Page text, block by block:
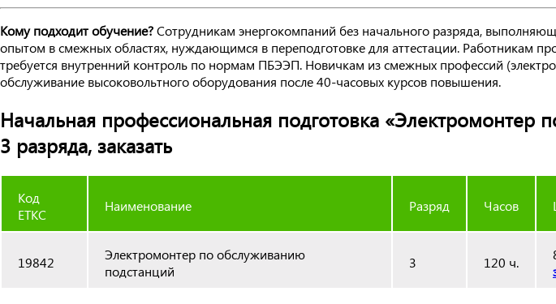
Кому подходит обучение?Сотрудникам энергокомпаний без начального разряда,
опытом в смежных областях, нуждающимся в переподготовке для аттестации. Работникам
требуется внутренний контроль по нормам ПБЭЭП. Новичкам из смежных профессий
обслуживание высоковольтного оборудования после 40-часовых курсов повышения.
Начальная профессиональная подготовка «Электромонтер
3 разряда, заказать
Код
ЕТКС
Наименование Разряд Часов
19842
Электромонтер по обслуживанию
подстанций
3 120 ч.